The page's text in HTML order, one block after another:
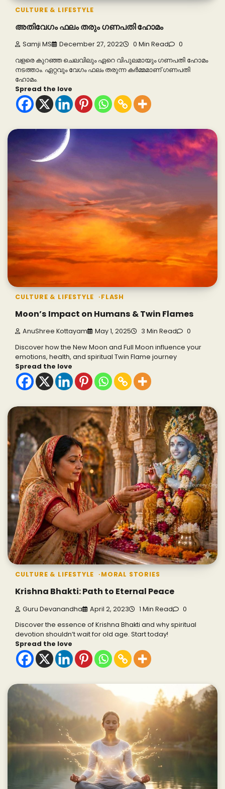
CULTURE & LIFESTYLE
അതിവേഗം ഫലം തരും ഗണപതി ഹോമം
Samji MS December 27, 2022 0 Min Read 0
വളരെ കുറഞ്ഞ ചെലവിലും ഏറെ വിപുലമായും ഗണപതി ഹോമം
നടത്താം. ഏറ്റവും വേഗം ഫലം തരുന്ന കര്‍മ്മമാണ് ഗണപതി
ഹോമം.
Spread the love
CULTURE & LIFESTYLE FLASH
Moon’s Impact on Humans & Twin Flames
AnuShree Kottayam May 1, 2025 3 Min Read 0
Discover how the New Moon and Full Moon influence your
emotions, health, and spiritual Twin Flame journey
Spread the love
CULTURE & LIFESTYLE MORAL STORIES
Krishna Bhakti: Path to Eternal Peace
Guru Devanandha April 2, 2023 1 Min Read 0
Discover the essence of Krishna Bhakti and why spiritual
devotion shouldn’t wait for old age. Start today!
Spread the love